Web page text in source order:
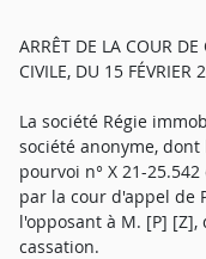
ARRÊT DE LA COUR
CIVILE, DU 15 FÉVRIER
La société Régie
société anonyme,
pourvoi n° X 21-
par la cour d'appel de
l'opposant à M. [P]
cassation.